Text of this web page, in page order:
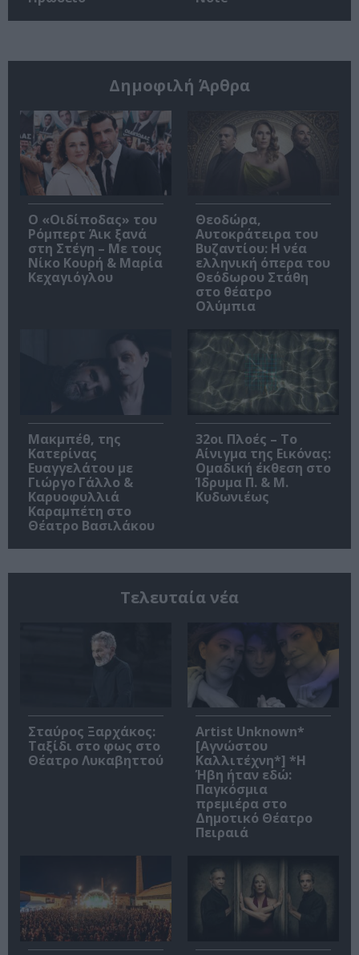
Δημοφιλή Άρθρα
O «Οιδίποδας» του
Ρόμπερτ Άικ ξανά
στη Στέγη – Με τους
Νίκο Κουρή & Μαρία
Κεχαγιόγλου
Θεοδώρα,
Αυτοκράτειρα του
Βυζαντίου: Η νέα
ελληνική όπερα του
Θεόδωρου Στάθη
στο θέατρο
Ολύμπια
Μακμπέθ, της
Κατερίνας
Ευαγγελάτου με
Γιώργο Γάλλο &
Καρυοφυλλιά
Καραμπέτη στο
Θέατρο Βασιλάκου
32οι Πλοές – Το
Αίνιγμα της Εικόνας:
Ομαδική έκθεση στο
Ίδρυμα Π. & Μ.
Κυδωνιέως
Τελευταία νέα
Σταύρος Ξαρχάκος:
Ταξίδι στο φως στο
Θέατρο Λυκαβηττού
Artist Unknown*
[Αγνώστου
Καλλιτέχνη*] *Η
Ήβη ήταν εδώ:
Παγκόσμια
πρεμιέρα στο
Δημοτικό Θέατρο
Πειραιά